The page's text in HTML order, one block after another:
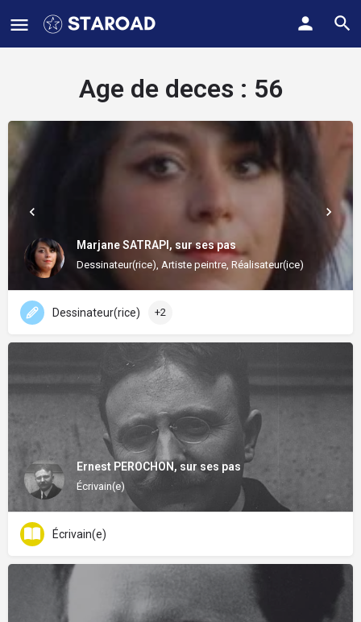
Age de deces : 56
Marjane SATRAPI, sur ses pas
Dessinateur(rice), Artiste peintre, Réalisateur(ice)
Dessinateur(rice) +2
Ernest PEROCHON, sur ses pas
Écrivain(e)
Écrivain(e)